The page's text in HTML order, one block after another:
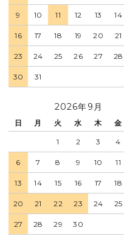
9 10 11 12 13 14
16 17 18 19 20 21
23 24 25 26 27 28
30 31
2026年9月
日 月 火 水 木 金
1 2 3 4
6 7 8 9 10 11
13 14 15 16 17 18
20 21 22 23 24 25
27 28 29 30